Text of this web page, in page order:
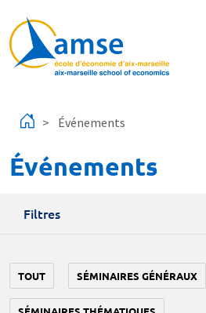
Événements
Événements
Filtres
TOUT SÉMINAIRES GÉNÉRAUX